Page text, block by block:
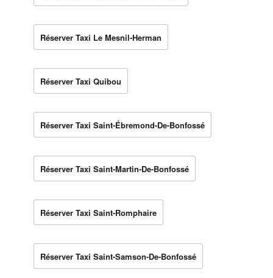
Réserver Taxi Le Mesnil-Herman
Réserver Taxi Quibou
Réserver Taxi Saint-Ébremond-De-Bonfossé
Réserver Taxi Saint-Martin-De-Bonfossé
Réserver Taxi Saint-Romphaire
Réserver Taxi Saint-Samson-De-Bonfossé